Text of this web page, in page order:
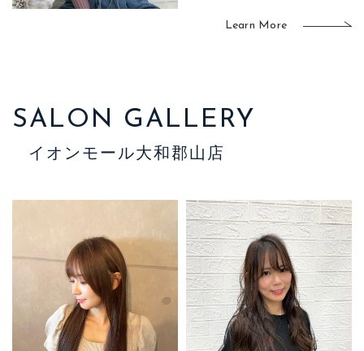
Learn More
SALON GALLERY
イオンモール大和郡山店